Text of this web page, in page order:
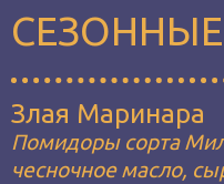
Злая Маринара
Помидоры сорта
чесночное масло,